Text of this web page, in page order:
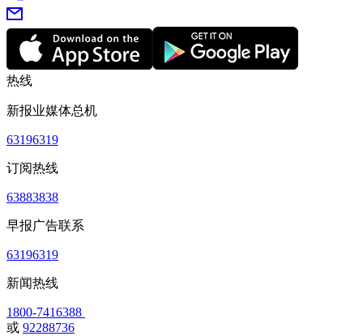
热线
新报业媒体总机
63196319
订阅热线
63883838
早报广告联系
63196319
新闻热线
1800-7416388
或 92288736